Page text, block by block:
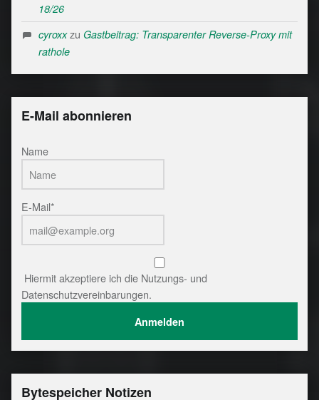
18/26
cyroxxzu Gastbeitrag: Transparenter Reverse-Proxy mit
rathole
E-Mail abonnieren
Name
E-Mail*
Hiermit akzeptiere ich die Nutzungs- und
Datenschutzvereinbarungen.
Bytespeicher Notizen